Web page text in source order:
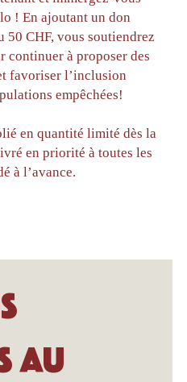
! En ajoutant un don
50 CHF, vous soutiendrez
continuer à proposer des
favoriser l’inclusion
empêchées!
en quantité limité dès la
en priorité à toutes les
à l’avance.
au